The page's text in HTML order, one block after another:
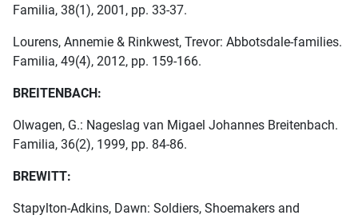
Familia, 38(1), 2001, pp. 33-37.
Lourens, Annemie & Rinkwest, Trevor: Abbotsdale-families.
Familia, 49(4), 2012, pp. 159-166.
BREITENBACH:
Olwagen, G.: Nageslag van Migael Johannes Breitenbach.
Familia, 36(2), 1999, pp. 84-86.
BREWITT:
Stapylton-Adkins, Dawn: Soldiers, Shoemakers and